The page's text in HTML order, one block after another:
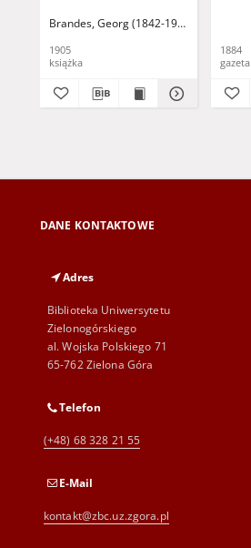
Brandes, Georg (1842-1927)
1905
książka
1884
gazeta
DANE KONTAKTOWE
Adres
Biblioteka Uniwersytetu
Zielonogórskiego
al. Wojska Polskiego 71
65-762 Zielona Góra
Telefon
(+48) 68 328 21 55
E-Mail
kontakt@zbc.uz.zgora.pl